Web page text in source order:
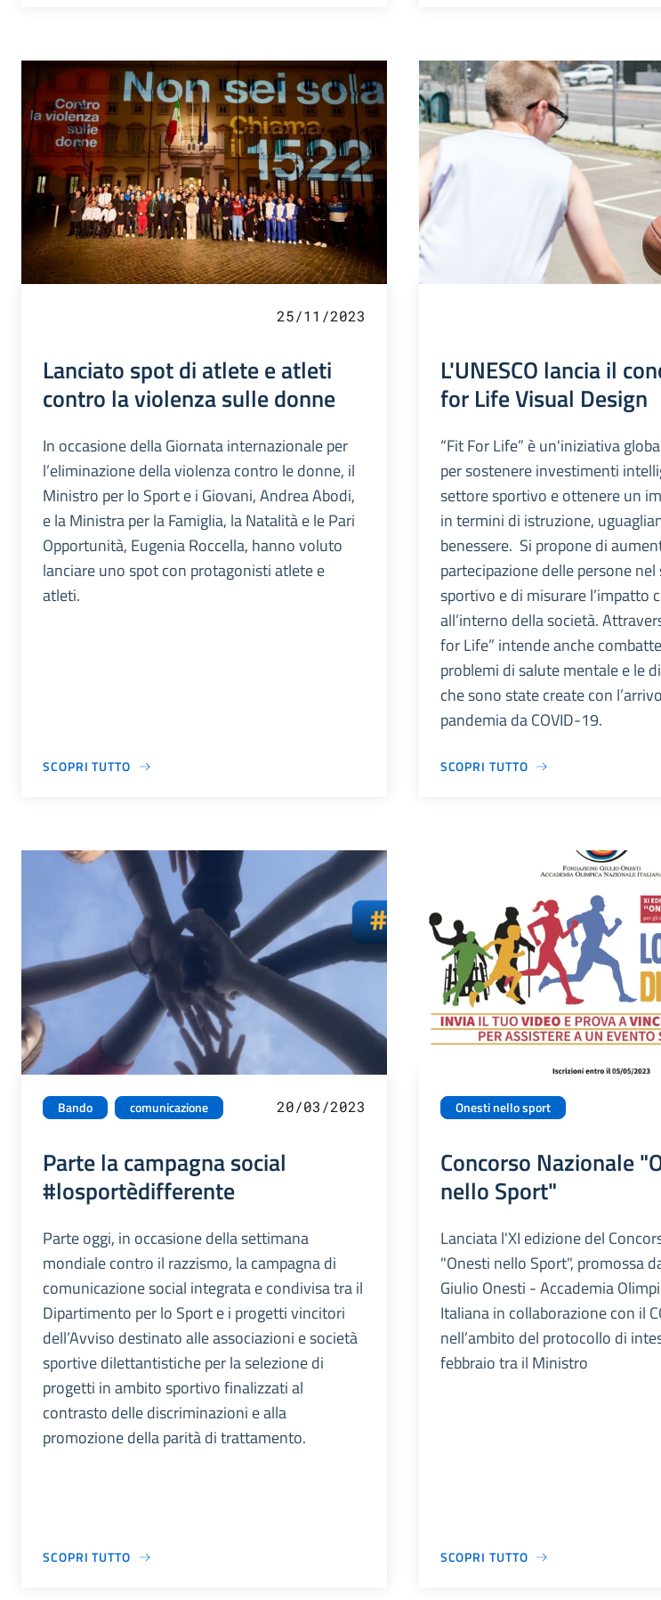
25/11/2023
Lanciato spot di atlete e atleti
contro la violenza sulle donne
In occasione della Giornata internazionale per
l’eliminazione della violenza contro le donne, il
Ministro per lo Sport e i Giovani, Andrea Abodi,
e la Ministra per la Famiglia, la Natalità e le Pari
Opportunità, Eugenia Roccella, hanno voluto
lanciare uno spot con protagonisti atlete e
atleti.
SCOPRI TUTTO
L'UNESCO lancia il
for Life Visual Design
“Fit For Life” è un'iniziativa
per sostenere investimenti
settore sportivo e ottenere un
in termini di istruzione,
benessere. Si propone di
partecipazione delle persone
sportivo e di misurare l’impatto
all’interno della società.
for Life” intende anche
problemi di salute mentale e le
che sono state create con
pandemia da COVID-19.
SCOPRI TUTTO
Bando comunicazione 20/03/2023
Parte la campagna social
#losportèdifferente
Parte oggi, in occasione della settimana
mondiale contro il razzismo, la campagna di
comunicazione social integrata e condivisa tra il
Dipartimento per lo Sport e i progetti vincitori
dell’Avviso destinato alle associazioni e società
sportive dilettantistiche per la selezione di
progetti in ambito sportivo finalizzati al
contrasto delle discriminazioni e alla
promozione della parità di trattamento.
SCOPRI TUTTO
Onesti nello sport
Concorso Nazionale
nello Sport"
Lanciata l'XI edizione del
"Onesti nello Sport", promossa
Giulio Onesti - Accademia
Italiana in collaborazione con il
nell’ambito del protocollo di
febbraio tra il Ministro
SCOPRI TUTTO